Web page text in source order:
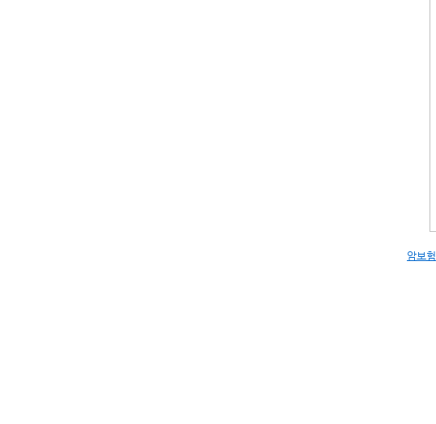
암보험